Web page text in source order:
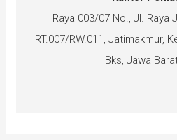
Raya 003/07 No., Jl. Raya
RT.007/RW.011, Jatimakmur,
Bks, Jawa